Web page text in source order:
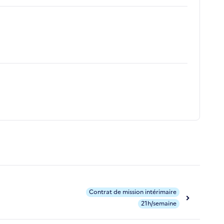
Contrat de mission intérimaire
21h/semaine